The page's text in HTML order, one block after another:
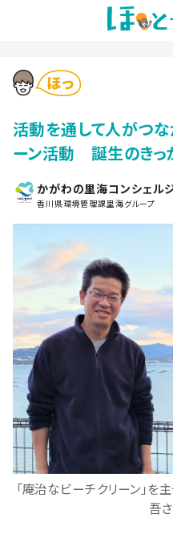
活動を通して人がつ
ーン活動 誕生のきっ
かがわの里海コンシェル
香川県環境管理課里海グループ
「庵治なビーチクリーン」を
吾